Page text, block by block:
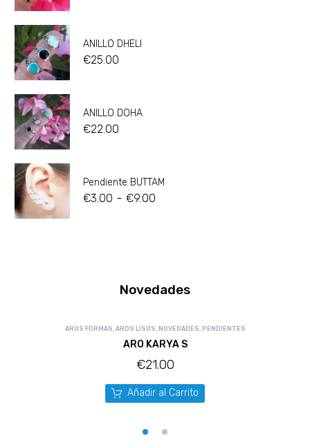
ANILLO DHELI
€25.00
ANILLO DOHA
€22.00
Pendiente BUTTAM
€3.00 - €9.00
Novedades
AROS FORMAS, AROS LISOS, NOVEDADES, PENDIENTES
ARO KARYA S
€21.00
Añadir al Carrito